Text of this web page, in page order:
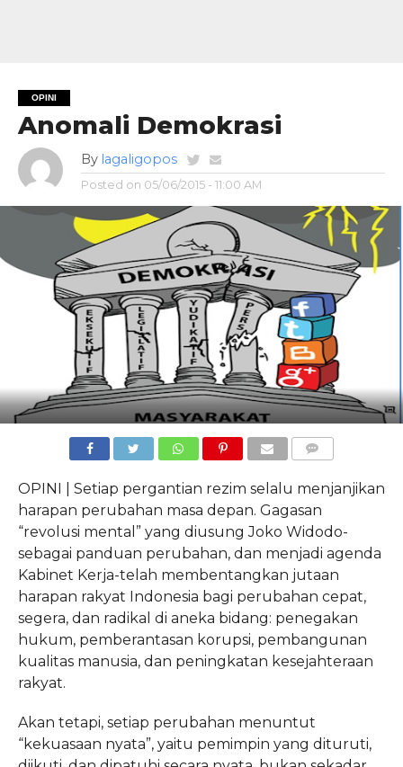
OPINI
Anomali Demokrasi
By lagaligopos
Posted on 05/06/2015 - 11:00 AM
OPINI | Setiap pergantian rezim selalu menjanjikan
harapan perubahan masa depan. Gagasan
“revolusi mental” yang diusung Joko Widodo-
sebagai panduan perubahan, dan menjadi agenda
Kabinet Kerja-telah membentangkan jutaan
harapan rakyat Indonesia bagi perubahan cepat,
segera, dan radikal di aneka bidang: penegakan
hukum, pemberantasan korupsi, pembangunan
kualitas manusia, dan peningkatan kesejahteraan
rakyat.
Akan tetapi, setiap perubahan menuntut
“kekuasaan nyata”, yaitu pemimpin yang dituruti,